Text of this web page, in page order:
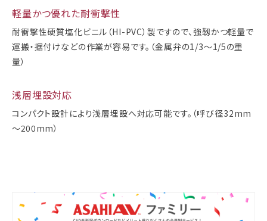
軽量かつ優れた耐衝撃性
耐衝撃性硬質塩化ビニル（HI-PVC）製ですので、強靱かつ軽量で
運搬・据付けなどの作業が容易です。（金属弁の1/3～1/5の重
量）
浅層埋設対応
コンパクト設計により浅層埋設へ対応可能です。（呼び径32mm
～200mm）